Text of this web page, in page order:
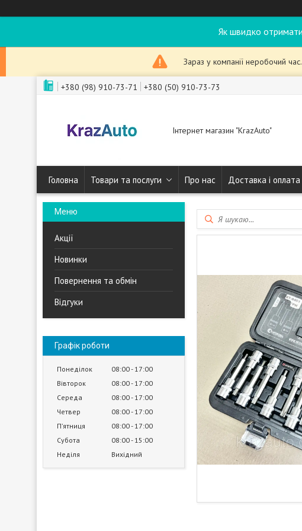
Як швидко
Зараз у компанії неробочий
+380 (98) 910-73-71 +380 (50) 910-73-73
Інтернет магазин "KrazAuto"
Головна Товари та послуги Про нас Доставка і оплата
Акції
Новинки
Повернення та обмін
Відгуки
Графік роботи
Понеділок 08:00 17:00
Вівторок
08:00 17:00
Середа
08:00 17:00
Четвер
08:00 17:00
Пʼятниця
08:00 17:00
Субота
08:00 15:00
Неділя
Вихідний